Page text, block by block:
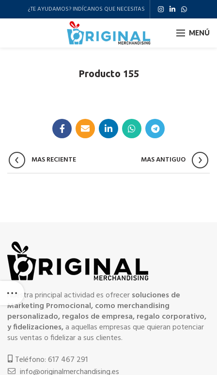
¿TE AYUDAMOS? INDÍCANOS QUE NECESITAS
MENÚ
Producto 155
MAS RECIENTE MAS ANTIGUO
Nuestra principal actividad es ofrecersoluciones de
Marketing Promocional, como merchandising
personalizado, regalos de empresa, regalo corporativo,
y fidelizaciones,a aquellas empresas que quieran potenciar
sus ventas o fidelizar a sus clientes.
Teléfono: 617 467 291
info@originalmerchandising.es